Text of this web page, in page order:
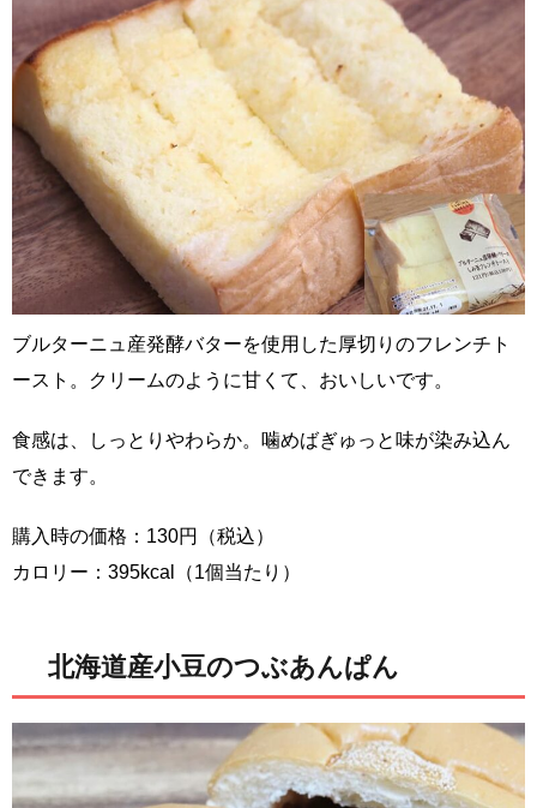
ブルターニュ産発酵バターを使用した厚切りのフレンチト
ースト。クリームのように甘くて、おいしいです。
食感は、しっとりやわらか。噛めばぎゅっと味が染み込ん
できます。
購入時の価格：130円（税込）
カロリー：395kcal（1個当たり）
北海道産小豆のつぶあんぱん